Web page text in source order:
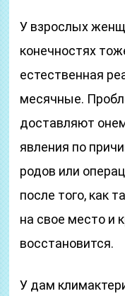
У взрослых
конечностях
естественная
месячные.
доставляют
явления по
родов или
после того, как
на свое место и
восстановится.
У дам